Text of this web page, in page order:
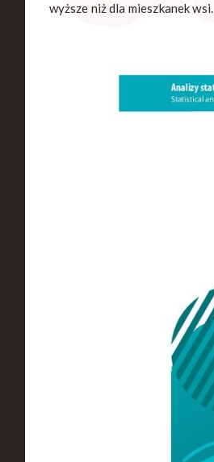
wyższe niż dla mieszkanek wsi.